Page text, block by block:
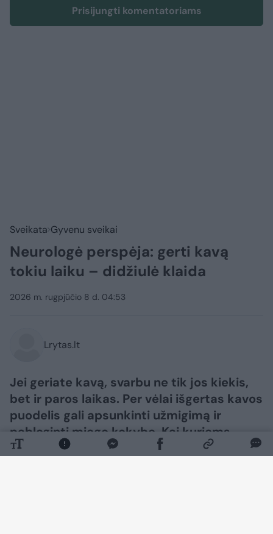
Prisijungti komentatoriams
Sveikata Gyvenu sveikai
Neurologė perspėja: gerti kavą
tokiu laiku – didžiulė klaida
2026 m. rugpjūčio 8 d. 04:53
Lrytas.lt
Jei geriate kavą, svarbu ne tik jos kiekis,
bet ir paros laikas. Per vėlai išgertas kavos
puodelis gali apsunkinti užmigimą ir
pabloginti miego kokybę. Kai kuriems
žmonėms kava, ypač geriama tuščiu